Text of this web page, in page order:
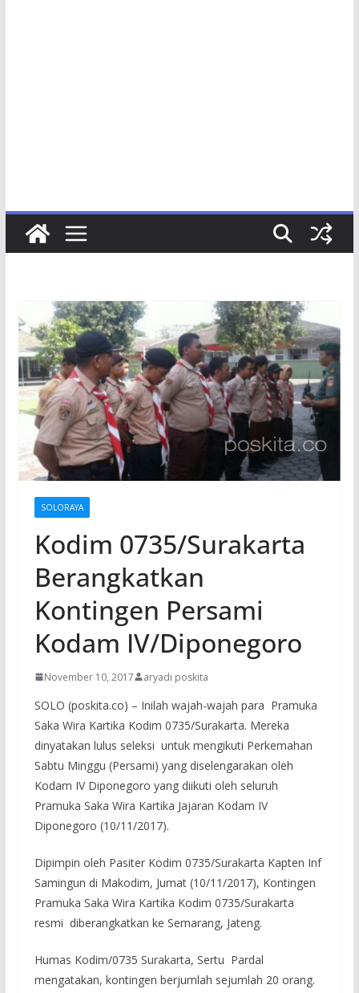
SOLORAYA
Kodim 0735/Surakarta
Berangkatkan
Kontingen Persami
Kodam IV/Diponegoro
November 10, 2017 aryadi poskita
SOLO (poskita.co) – Inilah wajah-wajah para Pramuka
Saka Wira Kartika Kodim 0735/Surakarta. Mereka
dinyatakan lulus seleksi untuk mengikuti Perkemahan
Sabtu Minggu (Persami) yang diselengarakan oleh
Kodam IV Diponegoro yang diikuti oleh seluruh
Pramuka Saka Wira Kartika Jajaran Kodam IV
Diponegoro (10/11/2017).
Dipimpin oleh Pasiter Kodim 0735/Surakarta Kapten Inf
Samingun di Makodim, Jumat (10/11/2017), Kontingen
Pramuka Saka Wira Kartika Kodim 0735/Surakarta
resmi diberangkatkan ke Semarang, Jateng.
Humas Kodim/0735 Surakarta, Sertu Pardal
mengatakan, kontingen berjumlah sejumlah 20 orang.